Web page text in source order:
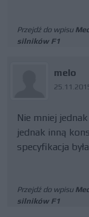
Przejdź do wpisu
silników F1
melo
Nie mniej
jednak inną
specyfikacja
Przejdź do wpisu
silników F1